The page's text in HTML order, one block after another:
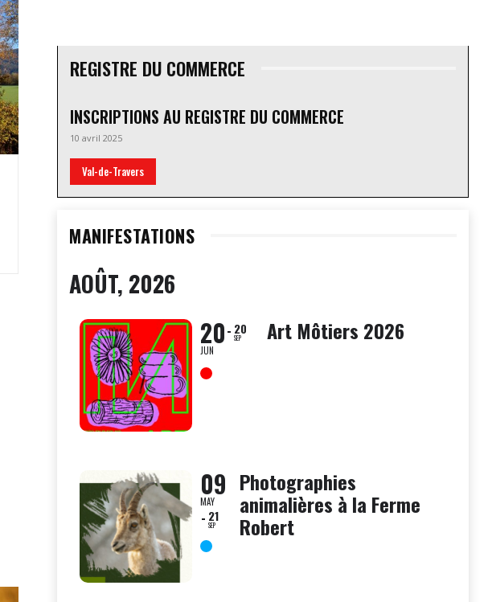
REGISTRE DU COMMERCE
INSCRIPTIONS AU REGISTRE DU COMMERCE
10 avril 2025
Val-de-Travers
MANIFESTATIONS
AOÛT, 2026
20
JUN
20
SEP Art Môtiers 2026
09
MAY
21
SEP
Photographies
animalières à la Ferme
Robert